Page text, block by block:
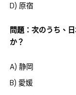
D) 原宿
問題：次のうち、
か？
A) 静岡
B) 愛媛